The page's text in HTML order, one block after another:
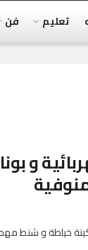
تعليم فن
و
عمرو الغريب محافظ المنوفية،